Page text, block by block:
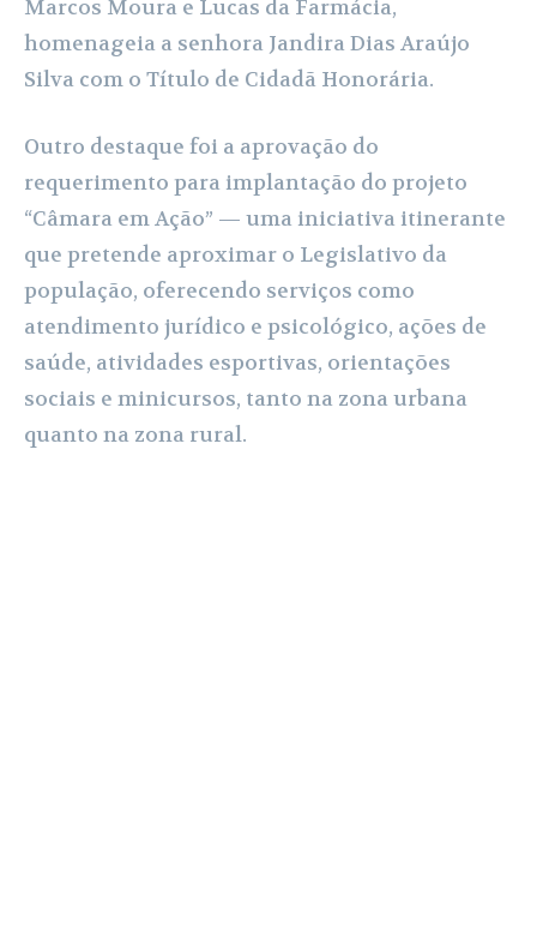
Marcos Moura e Lucas da Farmácia,
homenageia a senhora Jandira Dias Araújo
Silva com o Título de Cidadã Honorária.
Outro destaque foi a aprovação do
requerimento para implantação do projeto
“Câmara em Ação” — uma iniciativa itinerante
que pretende aproximar o Legislativo da
população, oferecendo serviços como
atendimento jurídico e psicológico, ações de
saúde, atividades esportivas, orientações
sociais e minicursos, tanto na zona urbana
quanto na zona rural.